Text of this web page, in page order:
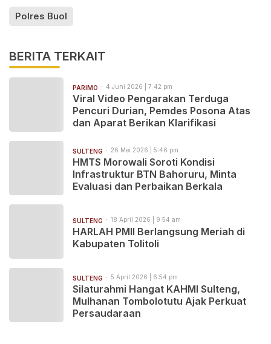
Polres Buol
BERITA TERKAIT
PARIMO 4 Juni 2026 | 7:42 pm
Viral Video Pengarakan Terduga
Pencuri Durian, Pemdes Posona Atas
dan Aparat Berikan Klarifikasi
SULTENG 26 Mei 2026 | 5:46 pm
HMTS Morowali Soroti Kondisi
Infrastruktur BTN Bahoruru, Minta
Evaluasi dan Perbaikan Berkala
SULTENG 18 April 2026 | 9:54 am
HARLAH PMII Berlangsung Meriah di
Kabupaten Tolitoli
SULTENG 5 April 2026 | 6:54 pm
Silaturahmi Hangat KAHMI Sulteng,
Mulhanan Tombolotutu Ajak Perkuat
Persaudaraan